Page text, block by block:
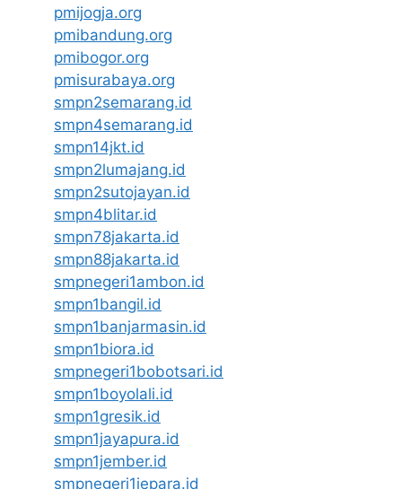
pmijogja.org
pmibandung.org
pmibogor.org
pmisurabaya.org
smpn2semarang.id
smpn4semarang.id
smpn14jkt.id
smpn2lumajang.id
smpn2sutojayan.id
smpn4blitar.id
smpn78jakarta.id
smpn88jakarta.id
smpnegeri1ambon.id
smpn1bangil.id
smpn1banjarmasin.id
smpn1biora.id
smpnegeri1bobotsari.id
smpn1boyolali.id
smpn1gresik.id
smpn1jayapura.id
smpn1jember.id
smpnegeri1jepara.id